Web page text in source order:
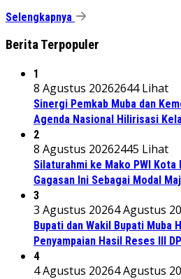
Selengkapnya
Berita Terpopuler
1
8 Agustus 20262644 Lihat
Sinergi Pemkab Muba dan
Agenda Nasional Hilirisasi
2
8 Agustus 20262445 Lihat
Silaturahmi ke Mako PWI Kota
Gagasan Ini Sebagai Modal
3
3 Agustus 20264 Agustus
Bupati dan Wakil Bupati Muba
Penyampaian Hasil Reses III
4
4 Agustus 20264 Agustus